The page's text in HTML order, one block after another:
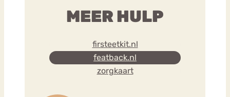
MEER HULP
firsteetkit.nl
featback.nl
zorgkaart